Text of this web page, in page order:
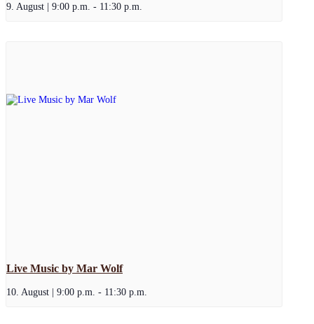
9. August | 9:00 p.m. - 11:30 p.m.
Live Music by Mar Wolf
10. August | 9:00 p.m. - 11:30 p.m.